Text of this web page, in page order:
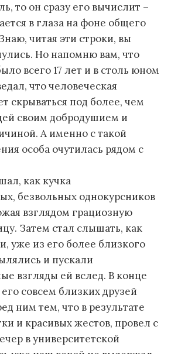
то он сразу его вычислит –
в глаза на фоне общего
читая эти строки, вы
Но напомню вам, что
всего 17 лет и в столь юном
что человеческая
скрываться под более, чем
своим добродушием и
А именно с такой
особа очутилась рядом с
как кучка
безвольных однокурсников
взглядом грациозную
Затем стал слышать, как
уже из его более близкого
и пускали
взгляды ей вслед. В конце
совсем близких друзей
ним тем, что в результате
и красивых жестов, провел с
в университетской